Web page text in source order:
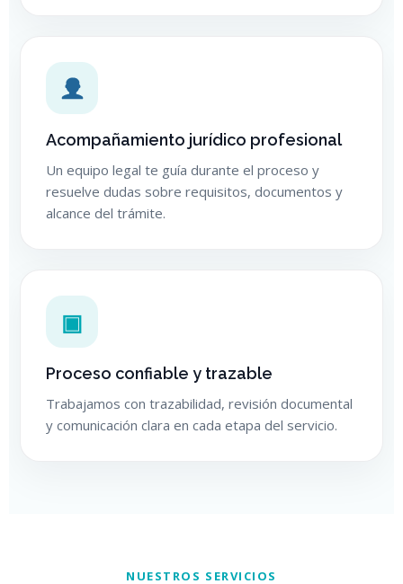
Acompañamiento jurídico profesional
Un equipo legal te guía durante el proceso y
resuelve dudas sobre requisitos, documentos y
alcance del trámite.
▣
Proceso confiable y trazable
Trabajamos con trazabilidad, revisión documental
y comunicación clara en cada etapa del servicio.
NUESTROS SERVICIOS